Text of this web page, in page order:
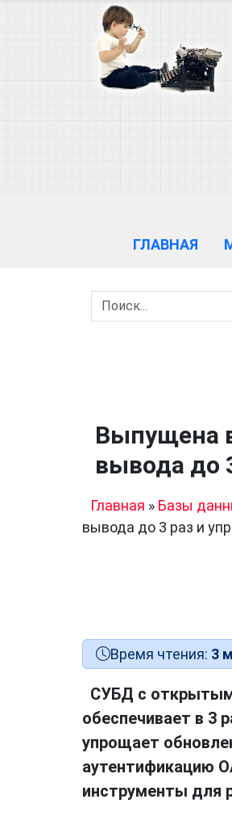
ГЛАВНАЯ
Выпущена
вывода до
Главная » Базы
вывода до 3 раз и
Время чтения: 3
СУБД с
обеспечивает в 3
упрощает
аутентификацию
инструменты для